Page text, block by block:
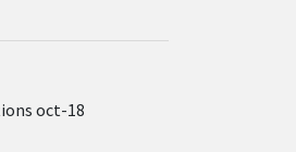
oct-18